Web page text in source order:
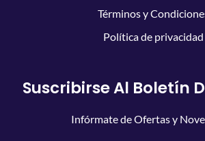
Términos y
Política de privacidad
Suscribirse Al Boletín
Infórmate de Ofertas y